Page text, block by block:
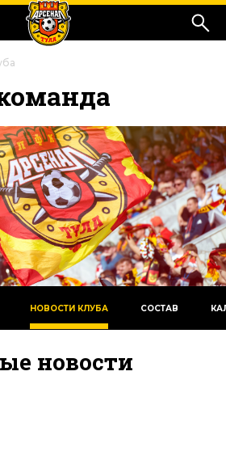
НОВОСТИ КЛУБА СОСТАВ
новости